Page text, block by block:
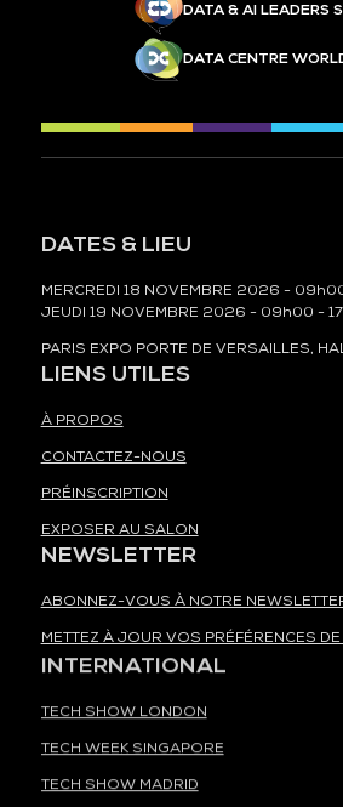
DATA & AI LEADERS
DATA CENTRE
DATES & LIEU
MERCREDI 18 NOVEMBRE 2026 -
JEUDI 19 NOVEMBRE 2026 - 09h00 -
PARIS EXPO PORTE DE VERSAILLES,
LIENS UTILES
À PROPOS
CONTACTEZ-NOUS
PRÉINSCRIPTION
EXPOSER AU SALON
NEWSLETTER
ABONNEZ-VOUS À NOTRE
METTEZ À JOUR VOS PRÉFÉRENCES
INTERNATIONAL
TECH SHOW LONDON
TECH WEEK SINGAPORE
TECH SHOW MADRID